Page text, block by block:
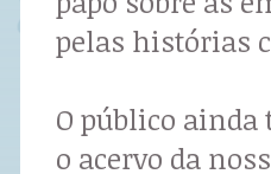
pelas histórias
O público
o acervo da